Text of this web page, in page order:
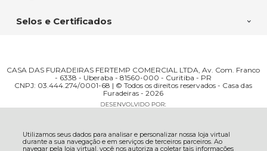
Utilizamos seus dados para analisar e personalizar nossa loja virtual
durante a sua navegação e em serviços de terceiros parceiros. Ao
navegar pela loja virtual, você nos autoriza a coletar tais informações
Selos e Certificados
CASA DAS FURADEIRAS FERTEMP COMERCIAL LTDA, Av. Com. Franco
- 6338 - Uberaba - 81560-000 - Curitiba - PR
CNPJ: 03.444.274/0001-68 | © Todos os direitos reservados - Casa das
Furadeiras - 2026